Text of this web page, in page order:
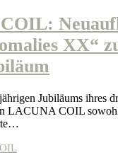
XX“
Jubiläums ihres
LACUNA COIL